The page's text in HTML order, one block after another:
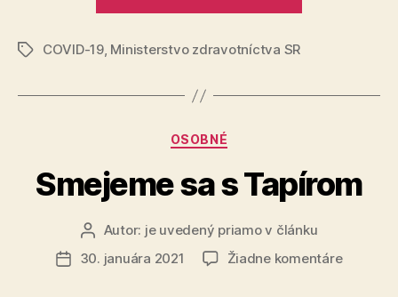
ZnačkyCOVID-19, Ministerstvo zdravotníctva SR
Kategórie
OSOBNÉ
Smejeme sa s Tapírom
Autor
článku
Autor: je uvedený priamo v článku
Dátum30. januára 2021 Žiadne komentárena